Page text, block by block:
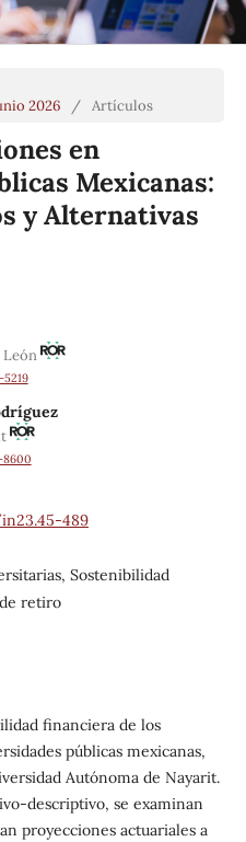
2026
/ Artículos
en
Mexicanas:
y Alternativas
León
489
Sostenibilidad
retiro
financiera de los
públicas mexicanas,
Autónoma de Nayarit.
descriptivo, se examinan
proyecciones actuariales a